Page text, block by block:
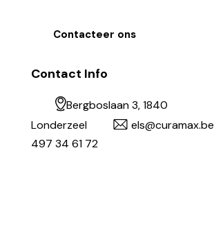
Contacteer ons
Contact Info
Bergboslaan 3, 1840
Londerzeel
els@curamax.be
497 34 61 72